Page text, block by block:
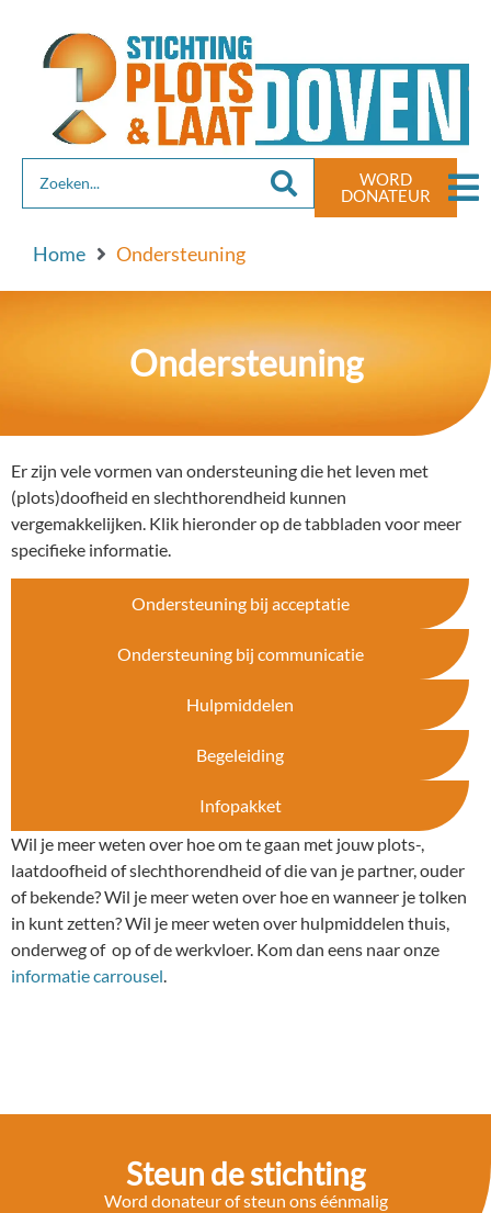
inhoud
WORD
DONATEUR
Home Ondersteuning
Ondersteuning
Er zijn vele vormen van ondersteuning die het leven met
(plots)doofheid en slechthorendheid kunnen
vergemakkelijken. Klik hieronder op de tabbladen voor meer
specifieke informatie.
Ondersteuning bij acceptatie
Ondersteuning bij communicatie
Hulpmiddelen
Begeleiding
Infopakket
Wil je meer weten over hoe om te gaan met jouw plots-,
laatdoofheid of slechthorendheid of die van je partner, ouder
of bekende? Wil je meer weten over hoe en wanneer je tolken
in kunt zetten? Wil je meer weten over hulpmiddelen thuis,
onderweg of op of de werkvloer. Kom dan eens naar onze
informatie carrousel.
Steun de stichting
Word donateur of steun ons éénmalig